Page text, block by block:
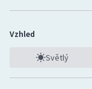
Vzhled
Světlý